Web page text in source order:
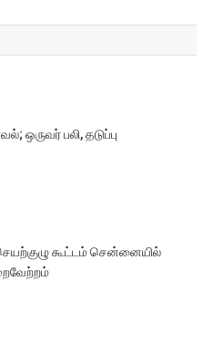
ஒருவர் பலி, தடுப்பு
கூட்டம் சென்னையில்